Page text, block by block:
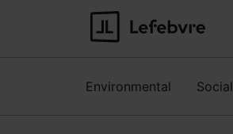
Environmental Social